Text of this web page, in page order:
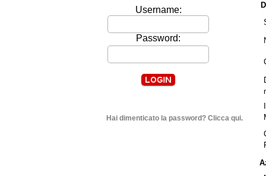
Username:
Password:
Hai dimenticato la password? Clicca qui.